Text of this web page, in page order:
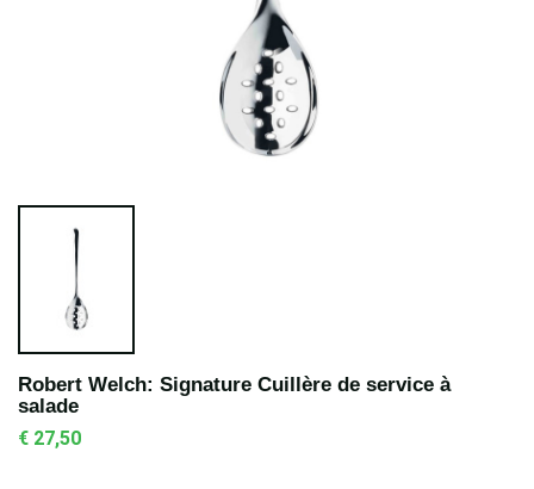
Robert Welch: Signature Cuillère de service à
salade
€ 27,50